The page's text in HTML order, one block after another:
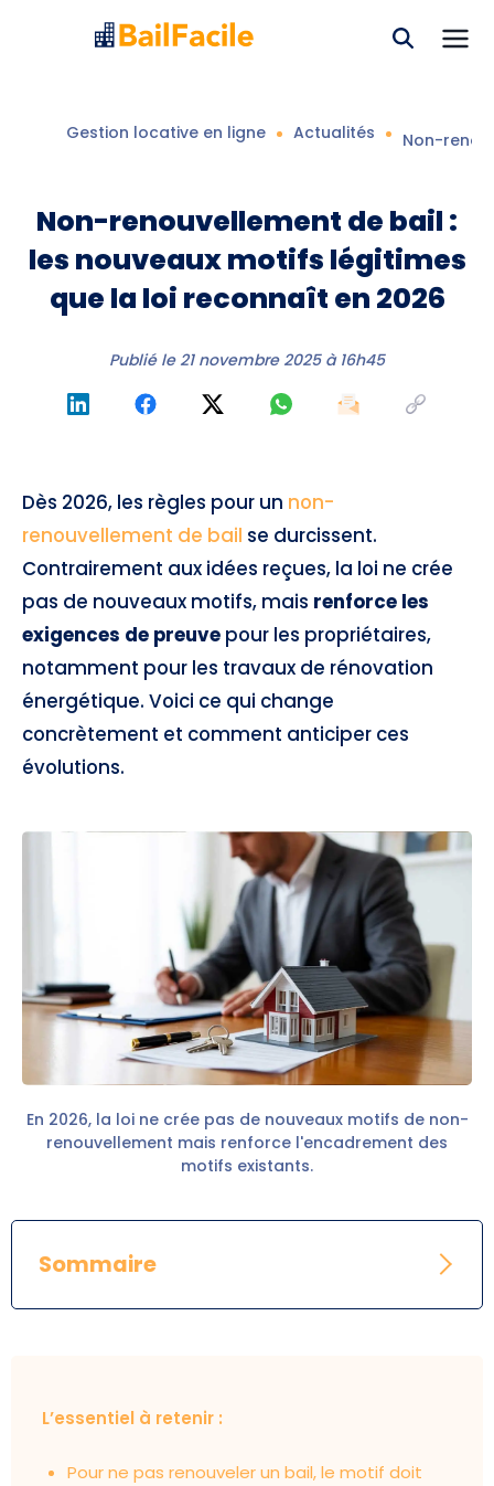
Gestion locative en ligne Actualités Non-
Non-renouvellement de bail :
les nouveaux motifs légitimes
que la loi reconnaît en 2026
Publié le 21 novembre 2025 à 16h45
Dès 2026, les règles pour un non-
renouvellement de bail se durcissent.
Contrairement aux idées reçues, la loi ne crée
pas de nouveaux motifs, mais renforce les
exigences de preuvepour les propriétaires,
notamment pour les travaux de rénovation
énergétique. Voici ce qui change
concrètement et comment anticiper ces
évolutions.
En 2026, la loi ne crée pas de nouveaux motifs de non-
renouvellement mais renforce l'encadrement des
motifs existants.
Sommaire
L’essentiel à retenir :
Pour ne pas renouveler un bail, le motif doit